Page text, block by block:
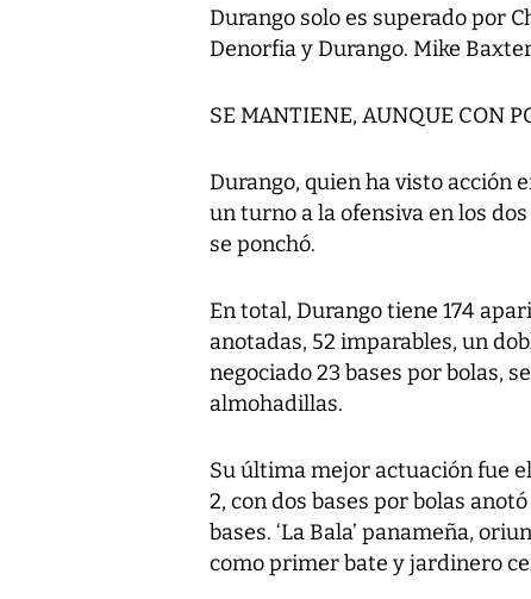
Durango solo es superado por
Denorfia y Durango. Mike
SE MANTIENE, AUNQUE CON
Durango, quien ha visto acción
un turno a la ofensiva en los
se ponchó.
En total, Durango tiene 174
anotadas, 52 imparables, un
negociado 23 bases por bolas,
almohadillas.
Su última mejor actuación fue
2, con dos bases por bolas
bases. ‘La Bala’ panameña,
como primer bate y jardinero